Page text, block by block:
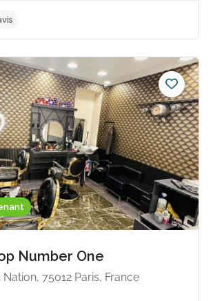
Number One
Nation, 75012 Paris, France